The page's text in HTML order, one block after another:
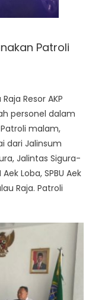
Patroli
Resor AKP
personel dalam
malam,
dari Jalinsum
Jalintas Sigura-
Loba, SPBU Aek
Raja. Patroli